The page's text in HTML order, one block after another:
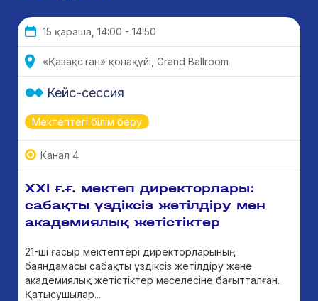
15 қараша, 14:00 - 14:50
«Қазақстан» қонақүйі, Grand Ballroom
Мектептегі білім беру
Кейс-сессия
Канал 4
ХХІ ғ.ғ. мектеп директорлары:
сабақты үздіксіз жетілдіру мен
академиялық жетістіктер
21-ші ғасыр мектептері директорларының
баяндамасы сабақты үздіксіз жетілдіру және
академиялық жетістіктер мәселесіне бағытталған.
Қатысушылар...